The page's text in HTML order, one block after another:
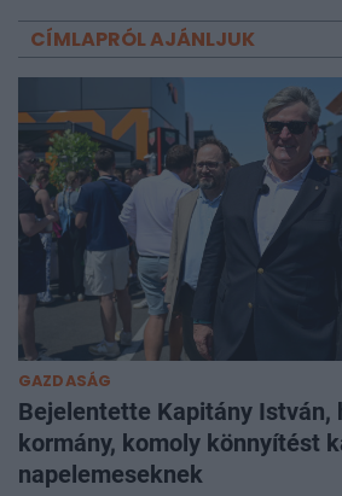
CÍMLAPRÓL AJÁNLJUK
GAZDASÁG
Bejelentette Kapitány István,
kormány, komoly könnyítést
napelemeseknek